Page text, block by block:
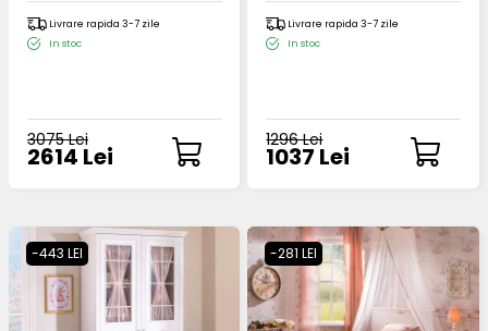
Livrare rapida 3-7 zile
In stoc
3075 Lei
2614 Lei
Livrare rapida 3-7 zile
In stoc
1296 Lei
1037 Lei
-443 LEI -281 LEI